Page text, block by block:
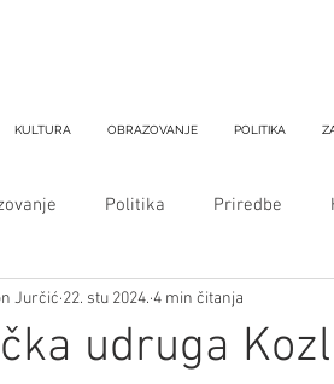
KULTURA OBRAZOVANJE POLITIKA
Politika Priredbe
udruga
Jurčić 22. stu 2024. 4 min čitanja